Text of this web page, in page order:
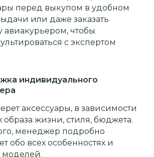
перед выкупом в удобном
или даже заказать
авиакурьером, чтобы
с экспертом
индивидуального
аксессуары, в зависимости
образа жизни, стиля, бюджета.
менеджер подробно
обо всех особенностях и
моделей.